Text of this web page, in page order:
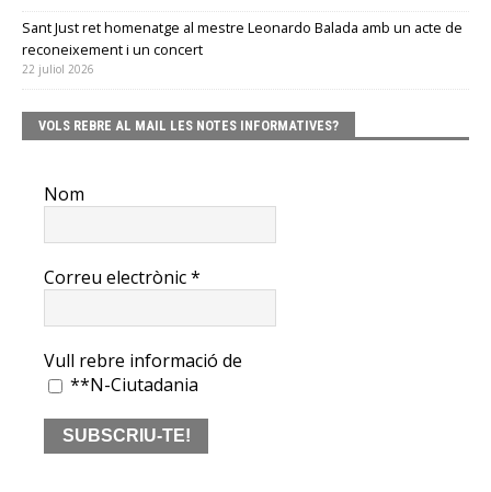
Sant Just ret homenatge al mestre Leonardo Balada amb un acte de
reconeixement i un concert
22 juliol 2026
VOLS REBRE AL MAIL LES NOTES INFORMATIVES?
Nom
Correu electrònic*
Vull rebre informació de
**N-Ciutadania